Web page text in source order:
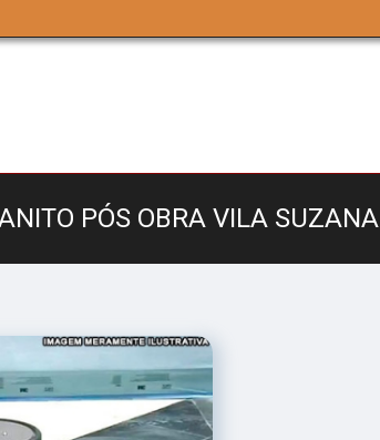
PÓS OBRA VILA SUZANA